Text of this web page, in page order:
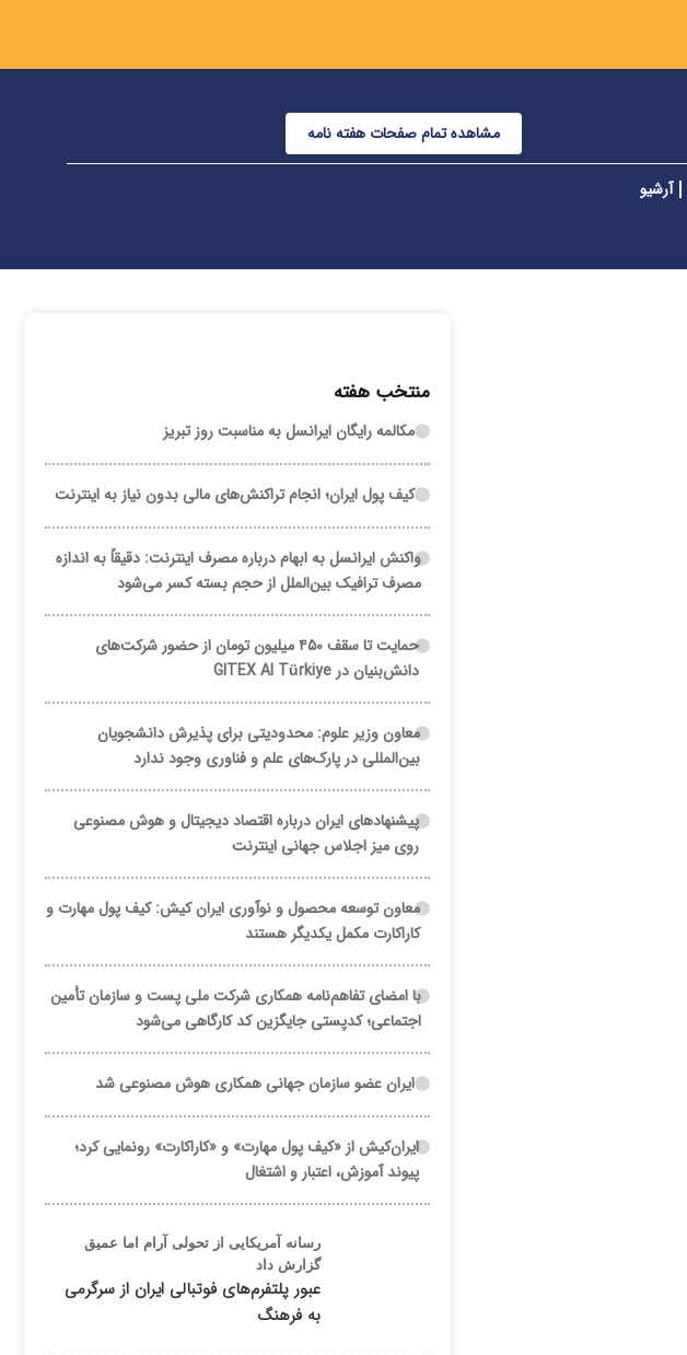
مشاهده تمام صفحات هفته نامه
آرشیو
منتخب هفته
مکالمه رایگان ایرانسل به مناسبت روز تبریز
کیف پول ایران؛ انجام تراکنش‌های مالی بدون نیاز به اینترنت
واکنش ایرانسل به ابهام درباره مصرف اینترنت: دقیقاً به اندازه
مصرف ترافیک بین‌الملل از حجم بسته کسر می‌شود
حمایت تا سقف ۴۵۰ میلیون تومان از حضور شرکت‌های
دانش‌بنیان در GITEX AI Türkiye
معاون وزیر علوم: محدودیتی برای پذیرش دانشجویان
بین‌المللی در پارک‌های علم و فناوری وجود ندارد
پیشنهادهای ایران درباره اقتصاد دیجیتال و هوش مصنوعی
روی میز اجلاس جهانی اینترنت
معاون توسعه محصول و نوآوری ایران کیش: کیف پول مهارت و
کاراکارت مکمل یکدیگر هستند
با امضای تفاهم‌نامه همکاری شرکت ملی پست و سازمان تأمین
اجتماعی؛ کدپستی جایگزین کد کارگاهی می‌شود
ایران عضو سازمان جهانی همکاری هوش مصنوعی شد
ایران‌کیش از «کیف پول مهارت» و «کاراکارت» رونمایی کرد؛
پیوند آموزش، اعتبار و اشتغال
رسانه آمریکایی از تحولی آرام اما عمیق
گزارش داد
عبور پلتفرم‌های فوتبالی ایران از سرگرمی
به فرهنگ